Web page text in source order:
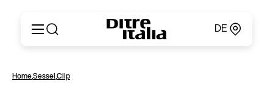
DE
Produkte
English
Home,Sessel ,Clip